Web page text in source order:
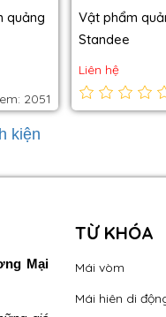
quảng
2051
Vật phẩm
Standee
Liên hệ
kiện
Mại
TỪ KHÓA
Mái vòm
Mái hiên di